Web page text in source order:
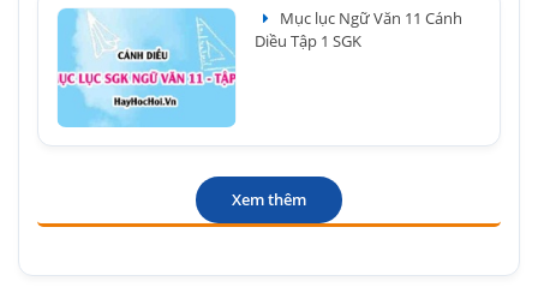
Mục lục Ngữ Văn 11 Cánh
Diều Tập 1 SGK
Xem thêm